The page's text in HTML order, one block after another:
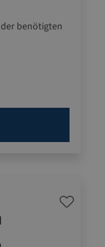
benötigten